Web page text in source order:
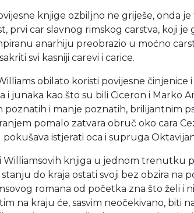
knjige ozbiljno ne griješe, onda
prvi car slavnog rimskog carstva, koji je
anarhiju preobrazio u moćno
svi kasniji carevi i carice.
obilato koristi povijesne činjenice
i junaka kao što su bili Ciceron i Marko
poznatih i manje poznatih, brilijantnim
pomalo zatvara obruč oko cara
pokušava istjerati oca i supruga
Williamsovih knjiga u jednom trenutku
do kraja ostati svoji bez obzira na
romana od početka zna što želi i
na kraju će, sasvim neočekivano, biti